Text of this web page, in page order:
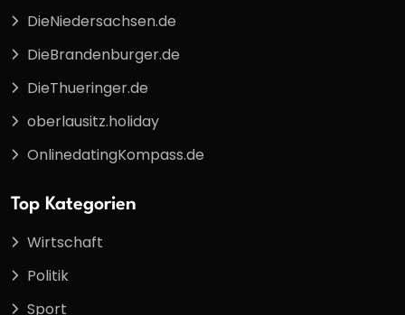
DieNiedersachsen.de
DieBrandenburger.de
DieThueringer.de
oberlausitz.holiday
OnlinedatingKompass.de
Top Kategorien
Wirtschaft
Politik
Sport